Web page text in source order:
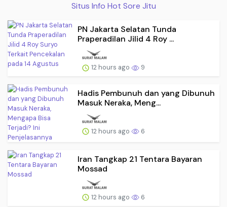
Situs Info Hot Sore Jitu
PN Jakarta Selatan Tunda
Praperadilan Jilid 4 Roy ...
12 hours ago 9
Hadis Pembunuh dan yang Dibunuh
Masuk Neraka, Meng...
12 hours ago 6
Iran Tangkap 21 Tentara Bayaran
Mossad
12 hours ago 6